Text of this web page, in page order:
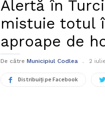
Alertă în
mistuie totul
aproape de
De către Municipiul Codlea 2
Distribuiți pe Facebook